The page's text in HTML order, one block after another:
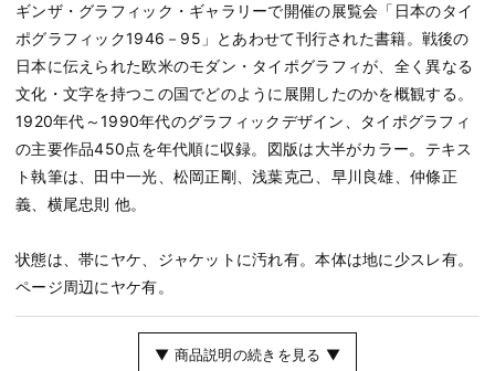
ギンザ・グラフィック・ギャラリーで開催の展覧会「日本のタイ
ポグラフィック1946－95」とあわせて刊行された書籍。戦後の
日本に伝えられた欧米のモダン・タイポグラフィが、全く異なる
文化・文字を持つこの国でどのように展開したのかを概観する。
1920年代～1990年代のグラフィックデザイン、タイポグラフィ
の主要作品450点を年代順に収録。図版は大半がカラー。テキス
ト執筆は、田中一光、松岡正剛、浅葉克己、早川良雄、仲條正
義、横尾忠則 他。
状態は、帯にヤケ、ジャケットに汚れ有。本体は地に少スレ有。
ページ周辺にヤケ有。
▼ 商品説明の続きを見る ▼